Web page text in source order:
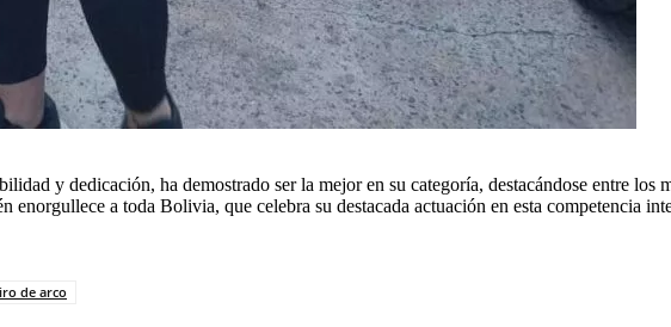
y dedicación, ha demostrado ser la mejor en su categoría, destacándose entre
enorgullece a toda Bolivia, que celebra su destacada actuación en esta competencia
de arco